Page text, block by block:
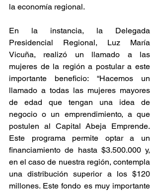
la economía regional.
En la instancia, la Delegada
Presidencial Regional, Luz María
Vicuña, realizó un llamado a las
mujeres de la región a postular a este
importante beneficio: “Hacemos un
llamado a todas las mujeres mayores
de edad que tengan una idea de
negocio o un emprendimiento, a que
postulen al Capital Abeja Emprende.
Este programa permite optar a un
financiamiento de hasta $3.500.000 y,
en el caso de nuestra región, contempla
una distribución superior a los $120
millones. Este fondo es muy importante